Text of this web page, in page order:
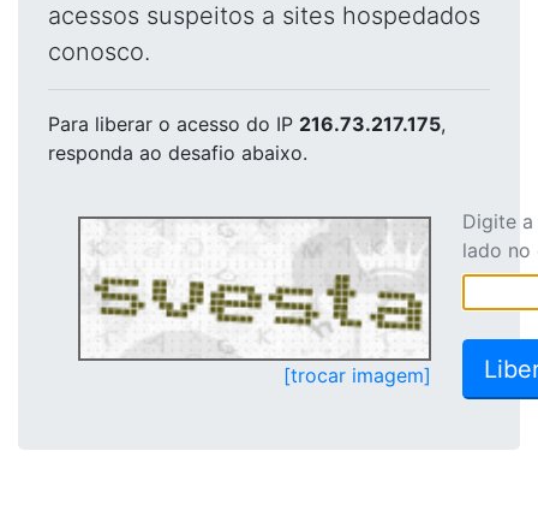
acessos suspeitos a sites hospedados
conosco.
Para liberar o acesso do IP 216.73.217.175,
responda ao desafio abaixo.
[trocar imagem]
Digite
lado no